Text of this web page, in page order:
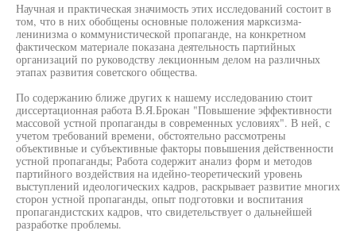
Научная и практическая значимость этих исследований состоит в
том, что в них обобщены основные положения марксизма-
ленинизма о коммунистической пропаганде, на конкретном
фактическом материале показана деятельность партийных
организаций по руководству лекционным делом на различных
этапах развития советского общества.
По содержанию ближе других к нашему исследованию стоит
диссертационная работа В.Я.Брокан "Повышение эффективности
массовой устной пропаганды в современных условиях". В ней, с
учетом требований времени, обстоятельно рассмотрены
объективные и субъективные факторы повышения действенности
устной пропаганды; Работа содержит анализ форм и методов
партийного воздействия на идейно-теоретический уровень
выступлений идеологических кадров, раскрывает развитие многих
сторон устной пропаганды, опыт подготовки и воспитания
пропагандистских кадров, что свидетельствует о дальнейшей
разработке проблемы.